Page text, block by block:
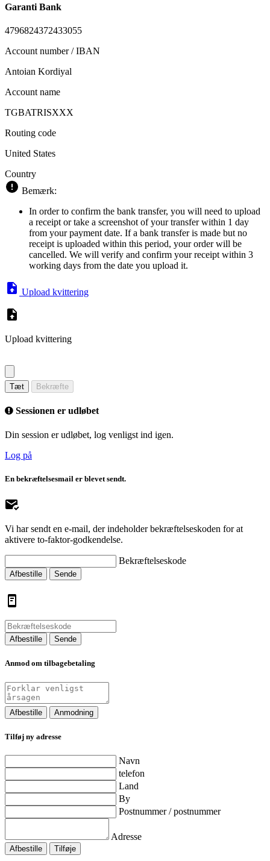
Garanti Bank
4796824372433055
Account number / IBAN
Antoian Kordiyal
Account name
TGBATRISXXX
Routing code
United States
Country
Bemærk:
In order to confirm the bank transfer, you will need to upload
a receipt or take a screenshot of your transfer within 1 day
from your payment date. If a bank transfer is made but no
receipt is uploaded within this period, your order will be
cancelled. We will verify and confirm your receipt within 3
working days from the date you upload it.
Upload kvittering
Upload kvittering
Tæt Bekræfte
Sessionen er udløbet
Din session er udløbet, log venligst ind igen.
Log på
En bekræftelsesmail er blevet sendt.
Vi har sendt en e-mail, der indeholder bekræftelseskoden for at
aktivere to-faktor-godkendelse.
Bekræftelseskode
Afbestille Sende
Afbestille Sende
Anmod om tilbagebetaling
Afbestille Anmodning
Tilføj ny adresse
Navn
telefon
Land
By
Postnummer / postnummer
Adresse
Afbestille Tilføje